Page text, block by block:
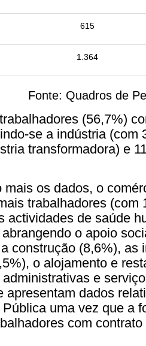
615
1.364
Fonte: Quadros de
(56,7%)
se a indústria (com
transformadora) e
mais os dados, o
trabalhadores (com
actividades de saúde
o apoio
construção (8,6%), as
o alojamento e
e
apresentam dados
uma vez que a
com